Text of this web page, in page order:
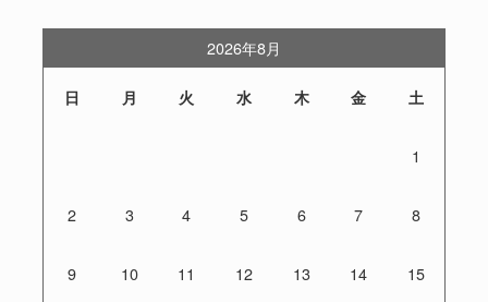
2026年8月
日 月 火 水 木 金 土
1
2 3 4 5 6 7 8
9 10 11 12 13 14 15